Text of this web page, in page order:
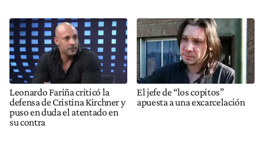
Leonardo Fariña criticó la
defensa de Cristina Kirchner y
puso en duda el atentado en
su contra
El jefe de “los copitos”
apuesta a una excarcelación